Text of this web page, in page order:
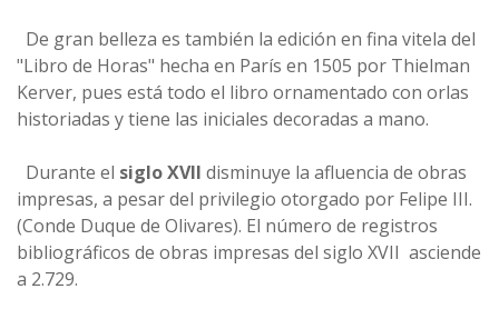
De gran belleza es también la edición en fina vitela del
"Libro de Horas" hecha en París en 1505 por Thielman
Kerver, pues está todo el libro ornamentado con orlas
historiadas y tiene las iniciales decoradas a mano.
Durante el siglo XVII disminuye la afluencia de obras
impresas, a pesar del privilegio otorgado por Felipe III.
(Conde Duque de Olivares). El número de registros
bibliográficos de obras impresas del siglo XVII asciende
a 2.729.